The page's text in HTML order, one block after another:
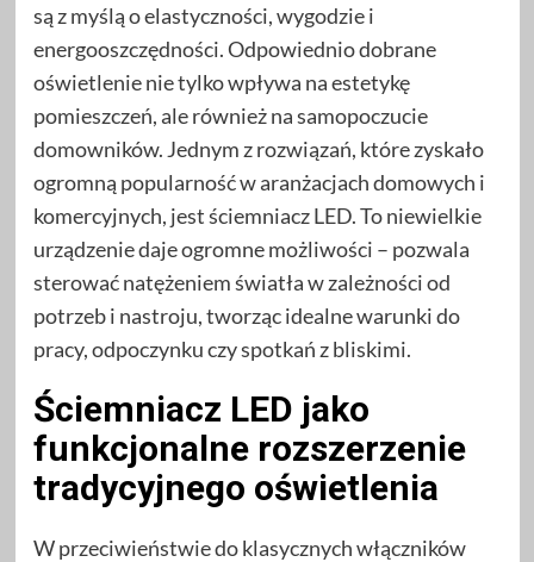
są z myślą o elastyczności, wygodzie i
energooszczędności. Odpowiednio dobrane
oświetlenie nie tylko wpływa na estetykę
pomieszczeń, ale również na samopoczucie
domowników. Jednym z rozwiązań, które zyskało
ogromną popularność w aranżacjach domowych i
komercyjnych, jest ściemniacz LED. To niewielkie
urządzenie daje ogromne możliwości – pozwala
sterować natężeniem światła w zależności od
potrzeb i nastroju, tworząc idealne warunki do
pracy, odpoczynku czy spotkań z bliskimi.
Ściemniacz LED jako
funkcjonalne rozszerzenie
tradycyjnego oświetlenia
W przeciwieństwie do klasycznych włączników